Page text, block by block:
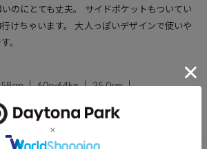
いのにとても丈夫。 サイドポケットもついてい
けちゃいます。 大人っぽいデザインで使いや
。
60～64kg 25.0cm